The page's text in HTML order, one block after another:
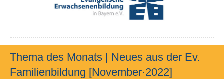
Thema des Monats | Neues aus der Ev.
Familienbildung [November·2022]